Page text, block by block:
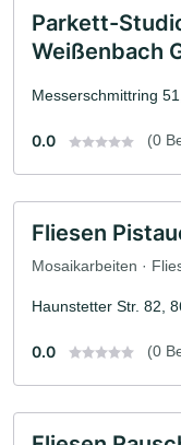
Parkett-
Weißenbach
Messerschmittring
0.0 (0
Fliesen
Mosaikarbeiten ·
Haunstetter Str. 82,
0.0 (0